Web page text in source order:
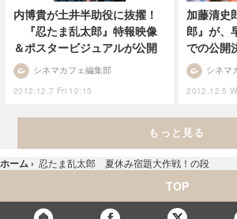
内博貴が土井半助役に抜擢！
『忍たま乱太郎』特報映像
＆ポスタービジュアルが公開
2012.12.7 Fri 10:15
シネマカフェ編集部
加藤清史
郎』が、
での公開
2012.12.5
シネマ
もっと見る
ホーム › 忍たま乱太郎 夏休み宿題大作戦！の段
TOP